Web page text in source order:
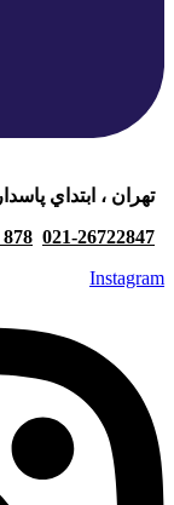
تهران ، ابتداي
021-26722847
878 59 99 0999
Instagram